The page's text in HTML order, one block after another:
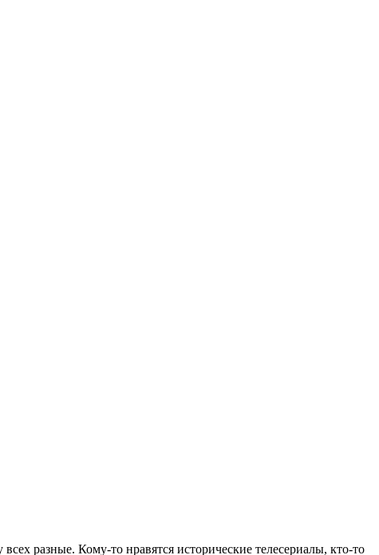
разные. Кому-то нравятся исторические телесериалы, кто-то